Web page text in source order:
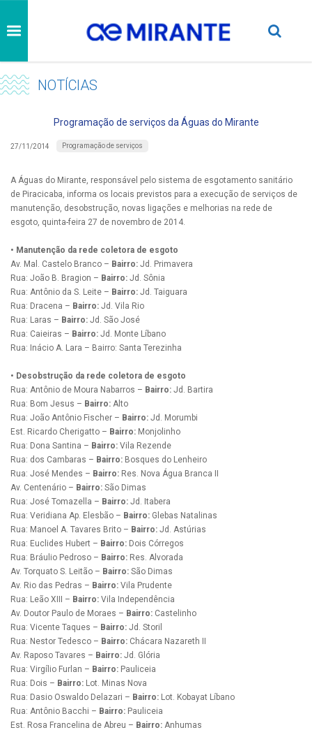
NOTÍCIAS
Programação de serviços da Águas do Mirante
27/11/2014 Programação de serviços
A Águas do Mirante, responsável pelo sistema de esgotamento sanitário
de Piracicaba, informa os locais previstos para a execução de serviços de
manutenção, desobstrução, novas ligações e melhorias na rede de
esgoto, quinta-feira 27 de novembro de 2014.
• Manutenção da rede coletora de esgoto
Av. Mal. Castelo Branco – Bairro: Jd. Primavera
Rua: João B. Bragion – Bairro: Jd. Sônia
Rua: Antônio da S. Leite – Bairro: Jd. Taiguara
Rua: Dracena – Bairro: Jd. Vila Rio
Rua: Laras – Bairro: Jd. São José
Rua: Caieiras – Bairro: Jd. Monte Líbano
Rua: Inácio A. Lara – Bairro: Santa Terezinha
• Desobstrução da rede coletora de esgoto
Rua: Antônio de Moura Nabarros – Bairro: Jd. Bartira
Rua: Bom Jesus – Bairro: Alto
Rua: João Antônio Fischer – Bairro: Jd. Morumbi
Est. Ricardo Cherigatto – Bairro: Monjolinho
Rua: Dona Santina – Bairro: Vila Rezende
Rua: dos Cambaras – Bairro: Bosques do Lenheiro
Rua: José Mendes – Bairro: Res. Nova Água Branca II
Av. Centenário – Bairro: São Dimas
Rua: José Tomazella – Bairro: Jd. Itabera
Rua: Veridiana Ap. Elesbão – Bairro: Glebas Natalinas
Rua: Manoel A. Tavares Brito – Bairro: Jd. Astúrias
Rua: Euclides Hubert – Bairro: Dois Córregos
Rua: Bráulio Pedroso – Bairro: Res. Alvorada
Av. Torquato S. Leitão – Bairro: São Dimas
Av. Rio das Pedras – Bairro: Vila Prudente
Rua: Leão XIII – Bairro: Vila Independência
Av. Doutor Paulo de Moraes – Bairro: Castelinho
Rua: Vicente Taques – Bairro: Jd. Storil
Rua: Nestor Tedesco – Bairro: Chácara Nazareth II
Av. Raposo Tavares – Bairro: Jd. Glória
Rua: Virgílio Furlan – Bairro: Pauliceia
Rua: Dois – Bairro: Lot. Minas Nova
Rua: Dasio Oswaldo Delazari – Bairro: Lot. Kobayat Líbano
Rua: Antônio Bacchi – Bairro: Pauliceia
Est. Rosa Francelina de Abreu – Bairro: Anhumas